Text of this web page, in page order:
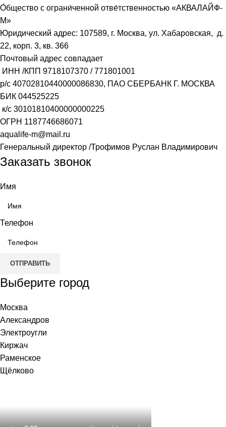
О́бщество с ограни́ченной отве́тственностью «АКВАЛАЙФ-
М»
Юридический адрес: 107589, г. Москва, ул. Хабаровская, д.
22, корп. 3, кв. 366
Почтовый адрес совпадает
ИНН /КПП 9718107370 /771801001
р/с 40702810440000086830, ПАО СБЕРБАНК Г. МОСКВА
БИК 044525225
к/с 30101810400000000225
ОГРН 1187746686071
aqualife-m@mail.ru
Генеральный директор /Трофимов Руслан Владимирович
Заказать звонок
Имя
Телефон
ОТПРАВИТЬ
Выберите город
Москва
Александров
Электроугли
Киржач
Раменское
Щёлково